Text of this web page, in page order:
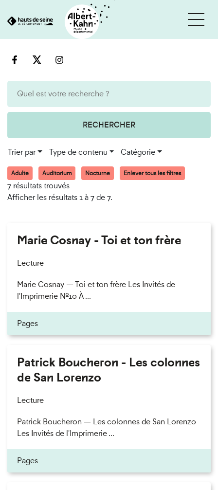
au
RECHERCHER
Trier par Type de contenu Catégorie
Adulte Auditorium Nocturne Enlever tous les filtres
7 résultats trouvés
Afficher les résultats 1 à 7 de 7.
Marie Cosnay - Toi et ton frère
Lecture
Marie Cosnay — Toi et ton frère Les Invités de
l'Imprimerie n°10 À ...
Pages
Patrick Boucheron - Les colonnes
de San Lorenzo
Lecture
Patrick Boucheron — Les colonnes de San Lorenzo
Les Invités de l'Imprimerie ...
Pages
Cookies et traceurs utilisés sur ce site